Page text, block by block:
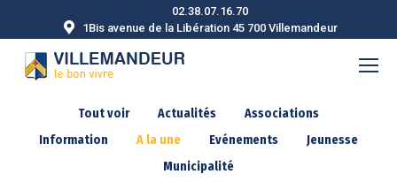
02.38.07.16.70
1Bis avenue de la Libération 45 700 Villemandeur
Tout voir Actualités
Associations
Information
A la une Evénements
Jeunesse
Municipalité